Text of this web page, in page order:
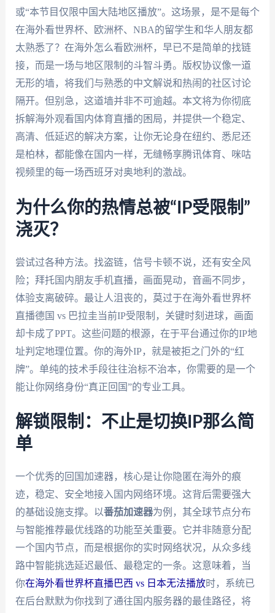
或“本节目仅限中国大陆地区播放”。这场景，是不是每个
在海外看世界杯、欧洲杯、NBA的留学生和华人朋友都
太熟悉了？在海外怎么看欧洲杯，早已不是简单的找链
接，而是一场与地区限制的斗智斗勇。版权协议像一道
无形的墙，将我们与熟悉的中文解说和热闹的社区讨论
隔开。但别急，这道墙并非不可逾越。本文将为你彻底
拆解海外观看国内体育直播的困局，并提供一个稳定、
高清、低延迟的解决方案，让你无论身在纽约、悉尼还
是柏林，都能像在国内一样，无缝畅享腾讯体育、咪咕
视频里的每一场西班牙对奥地利的激战。
为什么你的热情总被“IP受限制”
浇灭？
尝试过各种方法。找盗链，信号卡顿不说，还有安全风
险；拜托国内朋友手机直播，画面晃动，音画不同步，
体验支离破碎。最让人沮丧的，莫过于在海外看世界杯
直播德国 vs 巴拉圭当前IP受限制，关键时刻进球，画面
却卡成了PPT。这些问题的根源，在于平台通过你的IP地
址判定地理位置。你的海外IP，就是被拒之门外的“红
牌”。单纯的技术手段往往治标不治本，你需要的是一个
能让你网络身份“真正回国”的专业工具。
解锁限制：不止是切换IP那么简
单
一个优秀的回国加速器，核心是让你隐匿在海外的痕
迹，稳定、安全地接入国内网络环境。这背后需要强大
的基础设施支撑。以番茄加速器为例，其全球节点分布
与智能推荐最优线路的功能至关重要。它并非随意分配
一个国内节点，而是根据你的实时网络状况，从众多线
路中智能挑选延迟最低、最稳定的一条。这意味着，当
你在海外看世界杯直播巴西 vs 日本无法播放时，系统已
在后台默默为你找到了通往国内服务器的最佳路径，将